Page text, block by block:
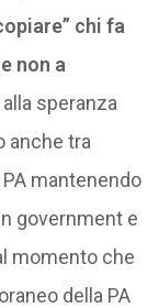
chi fa
non a
alla speranza
anche tra
mantenendo
government e
momento che
della PA